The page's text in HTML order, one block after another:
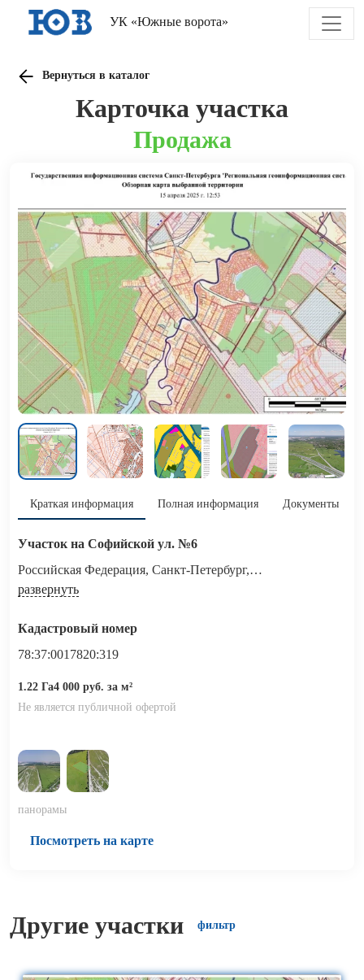
УК «Южные ворота»
Вернуться в каталог
Карточка участка
Продажа
Краткая информация Полная информация Документы
Участок на Софийской ул. №6
Российская Федерация, Санкт-Петербург,
внутригородское муниципальное образование города
Славянка, территория предприятия "Ленсоветовское",
участок 6
развернуть
Кадастровый номер
78:37:0017820:319
1.22 Га4 000 руб. за м²
Не является публичной офертой
панорамы
Посмотреть на карте
Другие участки фильтр